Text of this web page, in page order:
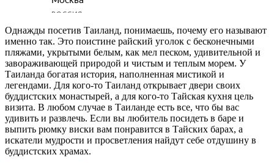
Однажды посетив Таиланд, понимаешь, почему его называют
именно так. Это поистине райский уголок с бесконечными
пляжами, укрытыми белым, как мел песком, удивительной и
завораживающей природой и чистым и теплым морем. У
Таиланда богатая история, наполненная мистикой и
легендами. Для кого-то Таиланд открывает двери своих
буддистских монастырей, а для кого-то Тайская кухня цель
визита. В любом случае в Таиланде есть все, что бы вас
удивить и развлечь. Если вы любитель посидеть в баре и
выпить рюмку виски вам понравится в Тайских барах, а
искатели мудрости и просветления найдут себе отдушину в
буддистских храмах.